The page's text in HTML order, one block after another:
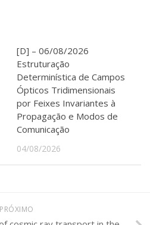
[D] – 06/08/2026
Estruturação
Determinística de Campos
Ópticos Tridimensionais
por Feixes Invariantes à
Propagação e Modos de
Comunicação
04/08/2026
PRÓXIMO